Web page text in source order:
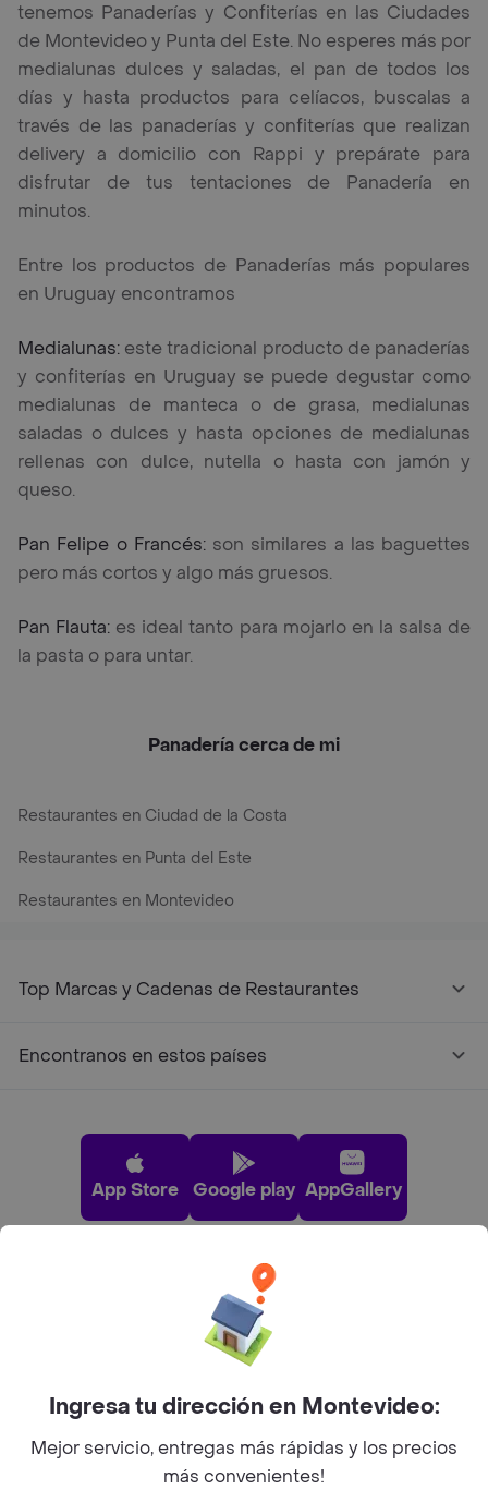
tenemos Panaderías y Confiterías en las Ciudades
de Montevideo y Punta del Este. No esperes más por
medialunas dulces y saladas, el pan de todos los
días y hasta productos para celíacos, buscalas a
través de las panaderías y confiterías que realizan
delivery a domicilio con Rappi y prepárate para
disfrutar de tus tentaciones de Panadería en
minutos.
Entre los productos de Panaderías más populares
en Uruguay encontramos
Medialunas: este tradicional producto de panaderías
y confiterías en Uruguay se puede degustar como
medialunas de manteca o de grasa, medialunas
saladas o dulces y hasta opciones de medialunas
rellenas con dulce, nutella o hasta con jamón y
queso.
Pan Felipe o Francés:son similares a las baguettes
pero más cortos y algo más gruesos.
Pan Flauta: es ideal tanto para mojarlo en la salsa de
la pasta o para untar.
Panadería cerca de mi
Restaurantes en Ciudad de la Costa
Restaurantes en Punta del Este
Restaurantes en Montevideo
Top Marcas y Cadenas de Restaurantes
Encontranos en estos países
App Store Google play AppGallery
Pide tu comida favorita cerca de ti
Ingresa tu dirección en Montevideo:
Mejor servicio, entregas más rápidas y los precios
más convenientes!